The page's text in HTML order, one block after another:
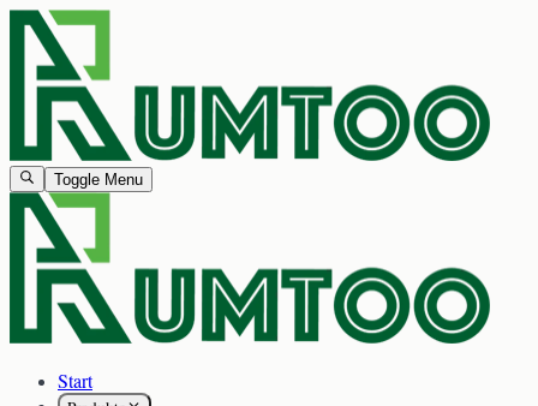
Toggle Menu
Start